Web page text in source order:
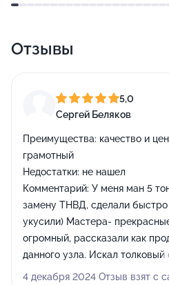
Отзывы
5,0
Сергей Беляков
Преимущества: качество и
грамотный
Недостатки: не нашел
Комментарий: У меня ман 5
замену ТНВД, сделали быстро
укусили) Мастера-
огромный, рассказали как
данного узла. Искал
Вернусь еще)))
4 декабря 2024 Отзыв взят с